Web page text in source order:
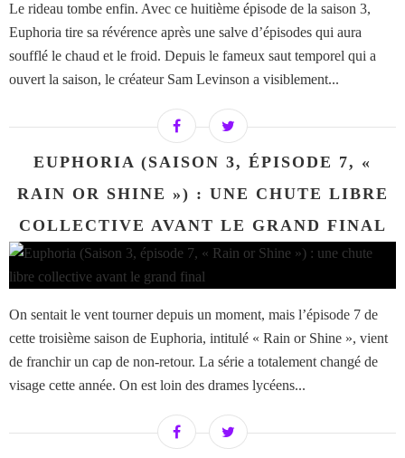
Le rideau tombe enfin. Avec ce huitième épisode de la saison 3,
Euphoria tire sa révérence après une salve d’épisodes qui aura
soufflé le chaud et le froid. Depuis le fameux saut temporel qui a
ouvert la saison, le créateur Sam Levinson a visiblement...
EUPHORIA (SAISON 3, ÉPISODE 7, «
RAIN OR SHINE ») : UNE CHUTE LIBRE
COLLECTIVE AVANT LE GRAND FINAL
On sentait le vent tourner depuis un moment, mais l’épisode 7 de
cette troisième saison de Euphoria, intitulé « Rain or Shine », vient
de franchir un cap de non-retour. La série a totalement changé de
visage cette année. On est loin des drames lycéens...